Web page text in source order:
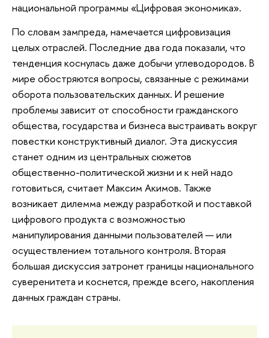
национальной программы «Цифровая экономика».
По словам зампреда, намечается цифровизация
целых отраслей. Последние два года показали, что
тенденция коснулась даже добычи углеводородов. В
мире обостряются вопросы, связанные с режимами
оборота пользовательских данных. И решение
проблемы зависит от способности гражданского
общества, государства и бизнеса выстраивать вокруг
повестки конструктивный диалог. Эта дискуссия
станет одним из центральных сюжетов
общественно-политической жизни и к ней надо
готовиться, считает Максим Акимов. Также
возникает дилемма между разработкой и поставкой
цифрового продукта с возможностью
манипулирования данными пользователей — или
осуществлением тотального контроля. Вторая
большая дискуссия затронет границы национального
суверенитета и коснется, прежде всего, накопления
данных граждан страны.